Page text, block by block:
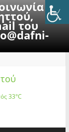
με
του
33°C